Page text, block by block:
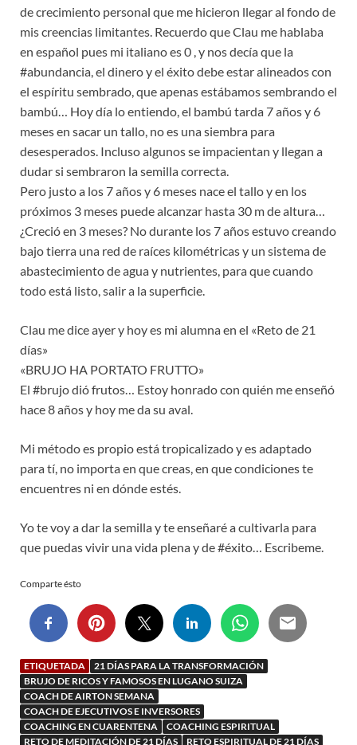
de crecimiento personal que me hicieron llegar al fondo de
mis creencias limitantes. Recuerdo que Clau me hablaba
en español pues mi italiano es 0 , y nos decía que la
#abundancia, el dinero y el éxito debe estar alineados con
el espíritu sembrado, que apenas estábamos sembrando el
bambú… Hoy día lo entiendo, el bambú tarda 7 años y 6
meses en sacar un tallo, no es una siembra para
desesperados. Incluso algunos se impacientan y llegan a
dudar si sembraron la semilla correcta.
Pero justo a los 7 años y 6 meses nace el tallo y en los
próximos 3 meses puede alcanzar hasta 30 m de altura…
¿Creció en 3 meses? No durante los 7 años estuvo creando
bajo tierra una red de raíces kilométricas y un sistema de
abastecimiento de agua y nutrientes, para que cuando
todo está listo, salir a la superficie.
Clau me dice ayer y hoy es mi alumna en el «Reto de 21
días»
«BRUJO HA PORTATO FRUTTO»
El #brujo dió frutos… Estoy honrado con quién me enseñó
hace 8 años y hoy me da su aval.
Mi método es propio está tropicalizado y es adaptado
para tí, no importa en que creas, en que condiciones te
encuentres ni en dónde estés.
Yo te voy a dar la semilla y te enseñaré a cultivarla para
que puedas vivir una vida plena y de #éxito… Escribeme.
Comparte ésto
ETIQUETADA
21 DÍAS PARA LA TRANSFORMACIÓN
BRUJO DE RICOS Y FAMOSOS EN LUGANO SUIZA
COACH DE AIRTON SEMANA
COACH DE EJECUTIVOS E INVERSORES
COACHING EN CUARENTENA
COACHING ESPIRITUAL
RETO DE MEDITACIÓN DE 21 DÍAS
RETO ESPIRITUAL DE 21 DÍAS